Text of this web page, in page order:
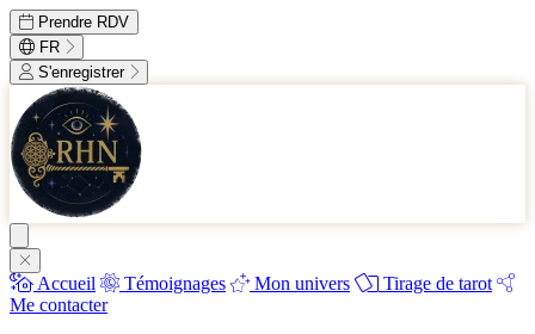
Prendre RDV
FR
S'enregistrer
Accueil Témoignages Mon univers
Tirage de tarot
Me contacter